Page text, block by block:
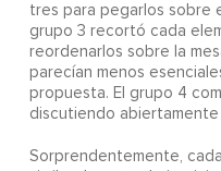
tres para pegarlos sobre
grupo 3 recortó cada
reordenarlos sobre la
parecían menos
propuesta. El grupo 4
discutiendo
Sorprendentemente,